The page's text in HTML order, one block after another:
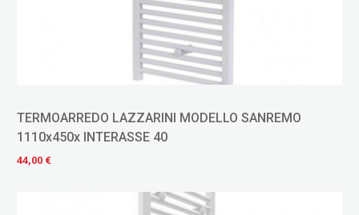
TERMOARREDO LAZZARINI MODELLO SANREMO
1110x450x INTERASSE 40
44,00 €